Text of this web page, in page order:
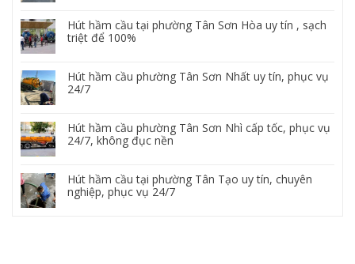
Hút hầm cầu tại phường Tân Sơn Hòa uy tín , sạch
triệt để 100%
Hút hầm cầu phường Tân Sơn Nhất uy tín, phục vụ
24/7
Hút hầm cầu phường Tân Sơn Nhì cấp tốc, phục vụ
24/7, không đục nền
Hút hầm cầu tại phường Tân Tạo uy tín, chuyên
nghiệp, phục vụ 24/7